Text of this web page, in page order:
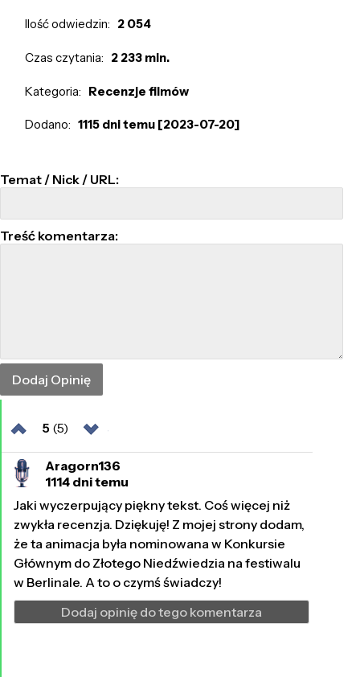
Ilość odwiedzin: 2 054
Czas czytania: 2 233 min.
Kategoria: Recenzje filmów
Dodano: 1115 dni temu [2023-07-20]
Temat / Nick / URL:
Treść komentarza:
5 (5)
Aragorn136
1114 dni temu
Jaki wyczerpujący piękny tekst. Coś więcej niż
zwykła recenzja. Dziękuję! Z mojej strony dodam,
że ta animacja była nominowana w Konkursie
Głównym do Złotego Niedźwiedzia na festiwalu
w Berlinale. A to o czymś świadczy!
Dodaj opinię do tego komentarza